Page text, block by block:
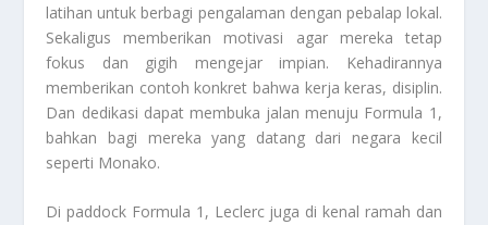
latihan untuk berbagi pengalaman dengan pebalap lokal.
Sekaligus memberikan motivasi agar mereka tetap
fokus dan gigih mengejar impian. Kehadirannya
memberikan contoh konkret bahwa kerja keras, disiplin.
Dan dedikasi dapat membuka jalan menuju Formula 1,
bahkan bagi mereka yang datang dari negara kecil
seperti Monako.
Di paddock Formula 1, Leclerc juga di kenal ramah dan